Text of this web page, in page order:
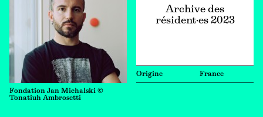
Fondation Jan Michalski ©
Tonatiuh Ambrosetti
Archive des
résident·es 2023
Origine France